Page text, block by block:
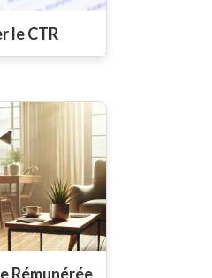
le CTR
Rémunérée